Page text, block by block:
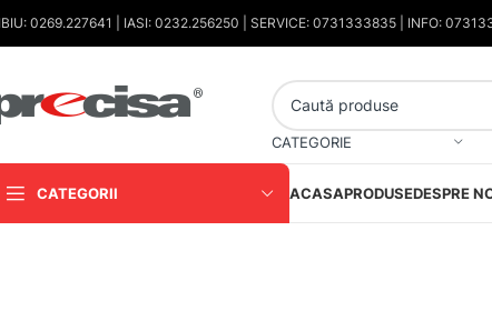
0269.227641 | IASI: 0232.256250 | SERVICE: 0731333835 | INFO:
CATEGORIE
CATEGORII ACASAPRODUSEDESPRE